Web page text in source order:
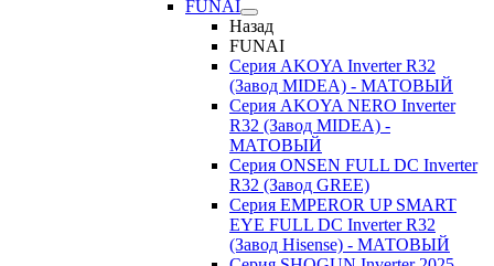
FUNAI
Назад
FUNAI
Серия AKOYA Inverter R32
(Завод MIDEA) - МАТОВЫЙ
Серия AKOYA NERO Inverter
R32 (Завод MIDEA) -
МАТОВЫЙ
Серия ONSEN FULL DC Inverter
R32 (Завод GREE)
Серия EMPEROR UP SMART
EYE FULL DC Inverter R32
(Завод Hisense) - МАТОВЫЙ